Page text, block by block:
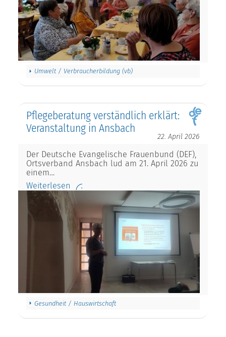
Umwelt / Verbraucherbildung (vb)
Pflegeberatung verständlich erklärt:
Veranstaltung in Ansbach
22. April 2026
Der Deutsche Evangelische Frauenbund (DEF),
Ortsverband Ansbach lud am 21. April 2026 zu
einem…
Weiterlesen
Gesundheit / Hauswirtschaft